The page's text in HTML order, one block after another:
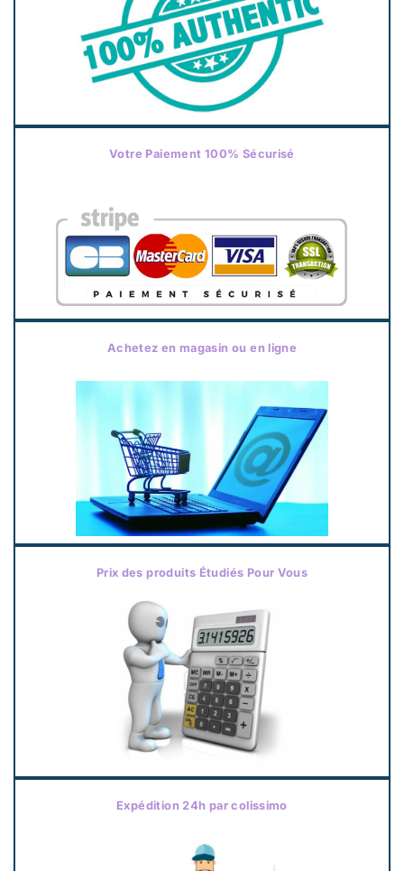
Votre Paiement 100% Sécurisé
Achetez en magasin ou en ligne
Prix des produits Étudiés Pour Vous
Expédition 24h par colissimo